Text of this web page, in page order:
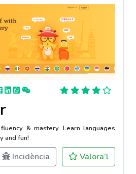
& mastery. Learn languages
and fun!
Incidència Valora’l